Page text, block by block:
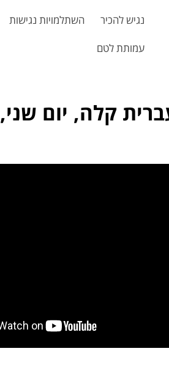
נגיש להכיר השתלמויות נגישות
עמותת לטם
יום שני, 6.11.23 – הנזק לחקלאות